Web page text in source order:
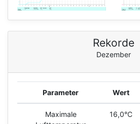
Rekorde
Dezember
Parameter Wert
Maximale
16,0°C